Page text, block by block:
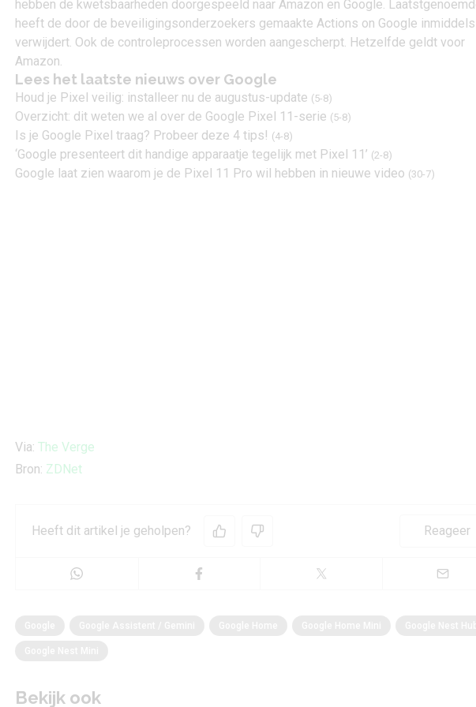
hebben de kwetsbaarheden doorgespeeld naar Amazon en Google.
heeft de door de beveiligingsonderzoekers gemaakte Actions on Google inmiddels
verwijdert. Ook de controleprocessen worden aangescherpt. Hetzelfde geldt voor
Amazon.
Lees het laatste nieuws over Google
Houd je Pixel veilig: installeer nu de augustus-update (5-8)
Overzicht: dit weten we al over de Google Pixel 11-serie (5-8)
Is je Google Pixel traag? Probeer deze 4 tips! (4-8)
‘Google presenteert dit handige apparaatje tegelijk met Pixel 11’ (2-8)
Google laat zien waarom je de Pixel 11 Pro wil hebben in nieuwe video (30-7)
Via: The Verge
Bron: ZDNet
Heeft dit artikel je geholpen? Reageer
Bekijk ook